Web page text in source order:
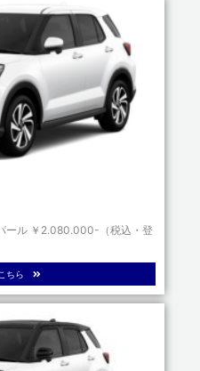
ール ￥2.080.000-（税込・登
ちら